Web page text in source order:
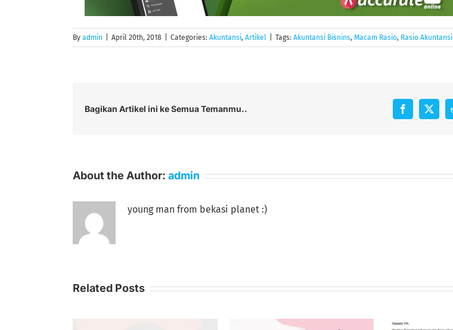
By admin April 20th, 2018 Categories: Akuntansi, Artikel Tags: Akuntansi Bisnins, Macam Rasio, Rasio Akuntansi
Bagikan Artikel ini ke Semua Temanmu.. Facebook
X
About the Author: admin
young man from bekasi planet :)
Related Posts